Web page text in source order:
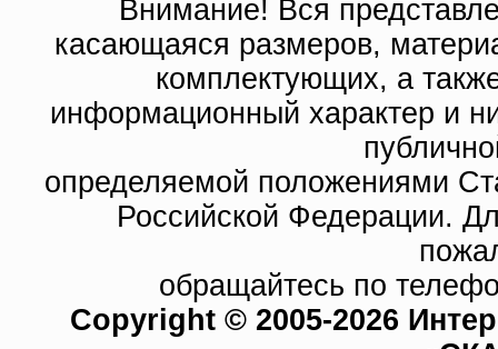
Внимание! Вся
касающаяся размеров,
комплектующих, а
информационный характер и
определяемой положениями
Российской Федерации.
обращайтесь по
Copyright © 2005-2026